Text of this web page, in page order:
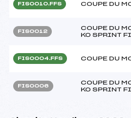
FIS0010.FFS COUPE DU
FIS0012
COUPE DU
KO SPRINT
FIS0004.FFS COUPE DU
FIS0006
COUPE DU
KO SPRINT